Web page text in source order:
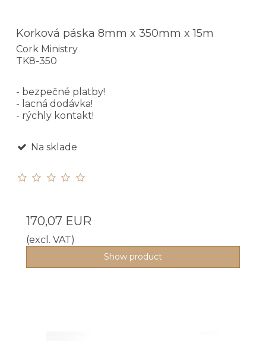
Korková páska 8mm x 350mm x 15m
Cork Ministry
TK8-350
- bezpečné platby!
- lacná dodávka!
- rýchly kontakt!
Na sklade
170,07 EUR
(excl. VAT)
Show product